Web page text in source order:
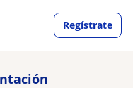
Regístrate